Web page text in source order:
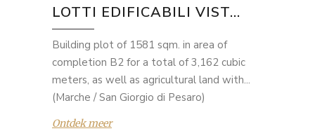
LOTTI EDIFICABILI VIST...
Building plot of 1581 sqm. in area of
completion B2 for a total of 3,162 cubic
meters, as well as agricultural land with...
(Marche / San Giorgio di Pesaro)
Ontdek meer